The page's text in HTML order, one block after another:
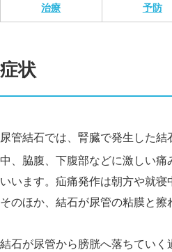
治療 予防
症状
尿管結石では、腎臓で発生した
中、脇腹、下腹部などに激しい
いいます。疝痛発作は朝方や就
そのほか、結石が尿管の粘膜と
結石が尿管から膀胱へ落ちてい